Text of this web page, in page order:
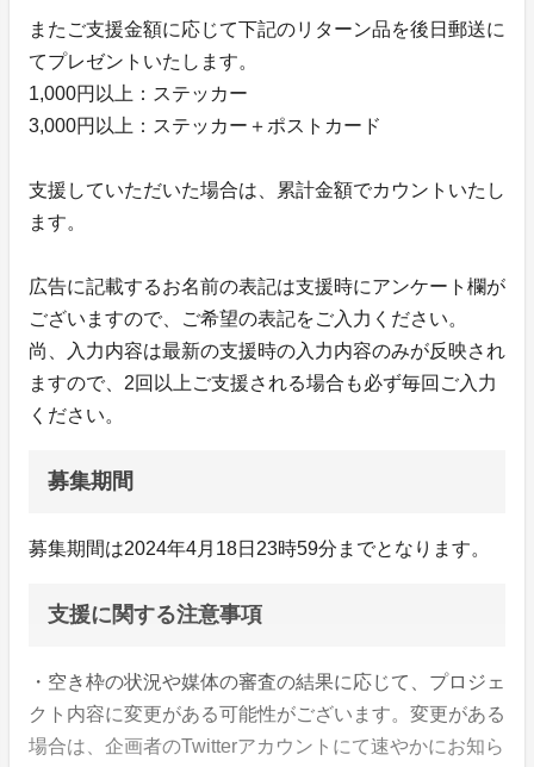
またご支援金額に応じて下記のリターン品を後日郵送に
てプレゼントいたします。
1,000円以上：ステッカー
3,000円以上：ステッカー＋ポストカード
支援していただいた場合は、累計金額でカウントいたし
ます。
広告に記載するお名前の表記は支援時にアンケート欄が
ございますので、ご希望の表記をご入力ください。
尚、入力内容は最新の支援時の入力内容のみが反映され
ますので、2回以上ご支援される場合も必ず毎回ご入力
ください。
募集期間
募集期間は2024年4月18日23時59分までとなります。
支援に関する注意事項
・空き枠の状況や媒体の審査の結果に応じて、プロジェ
クト内容に変更がある可能性がございます。変更がある
場合は、企画者のTwitterアカウントにて速やかにお知ら